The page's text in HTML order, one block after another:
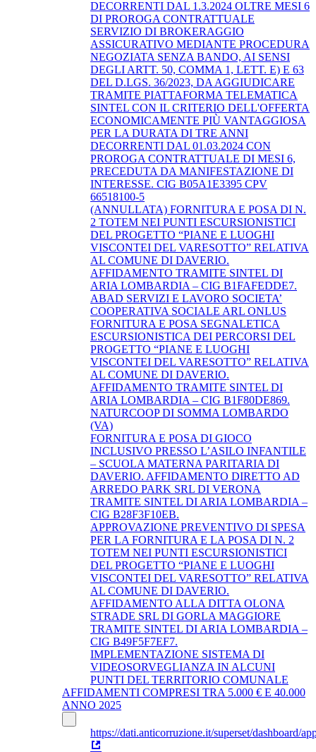
DECORRENTI DAL 1.3.2024 OLTRE MESI 6
DI PROROGA CONTRATTUALE
SERVIZIO DI BROKERAGGIO
ASSICURATIVO MEDIANTE PROCEDURA
NEGOZIATA SENZA BANDO, AI SENSI
DEGLI ARTT. 50, COMMA 1, LETT. E) E 63
DEL D.LGS. 36/2023, DA AGGIUDICARE
TRAMITE PIATTAFORMA TELEMATICA
SINTEL CON IL CRITERIO DELL'OFFERTA
ECONOMICAMENTE PIÙ VANTAGGIOSA
PER LA DURATA DI TRE ANNI
DECORRENTI DAL 01.03.2024 CON
PROROGA CONTRATTUALE DI MESI 6,
PRECEDUTA DA MANIFESTAZIONE DI
INTERESSE. CIG B05A1E3395 CPV
66518100-5
(ANNULLATA) FORNITURA E POSA DI N.
2 TOTEM NEI PUNTI ESCURSIONISTICI
DEL PROGETTO “PIANE E LUOGHI
VISCONTEI DEL VARESOTTO” RELATIVA
AL COMUNE DI DAVERIO.
AFFIDAMENTO TRAMITE SINTEL DI
ARIA LOMBARDIA – CIG B1FAFEDDE7.
ABAD SERVIZI E LAVORO SOCIETA’
COOPERATIVA SOCIALE ARL ONLUS
FORNITURA E POSA SEGNALETICA
ESCURSIONISTICA DEI PERCORSI DEL
PROGETTO “PIANE E LUOGHI
VISCONTEI DEL VARESOTTO” RELATIVA
AL COMUNE DI DAVERIO.
AFFIDAMENTO TRAMITE SINTEL DI
ARIA LOMBARDIA – CIG B1F80DE869.
NATURCOOP DI SOMMA LOMBARDO
(VA)
FORNITURA E POSA DI GIOCO
INCLUSIVO PRESSO L’ASILO INFANTILE
– SCUOLA MATERNA PARITARIA DI
DAVERIO. AFFIDAMENTO DIRETTO AD
ARREDO PARK SRL DI VERONA
TRAMITE SINTEL DI ARIA LOMBARDIA –
CIG B28F3F10EB.
APPROVAZIONE PREVENTIVO DI SPESA
PER LA FORNITURA E LA POSA DI N. 2
TOTEM NEI PUNTI ESCURSIONISTICI
DEL PROGETTO “PIANE E LUOGHI
VISCONTEI DEL VARESOTTO” RELATIVA
AL COMUNE DI DAVERIO.
AFFIDAMENTO ALLA DITTA OLONA
STRADE SRL DI GORLA MAGGIORE
TRAMITE SINTEL DI ARIA LOMBARDIA –
CIG B49F5F7EF7.
IMPLEMENTAZIONE SISTEMA DI
VIDEOSORVEGLIANZA IN ALCUNI
PUNTI DEL TERRITORIO COMUNALE
AFFIDAMENTI COMPRESI TRA 5.000 € E 40.000
ANNO 2025
https://dati.anticorruzione.it/superset/dashboard/